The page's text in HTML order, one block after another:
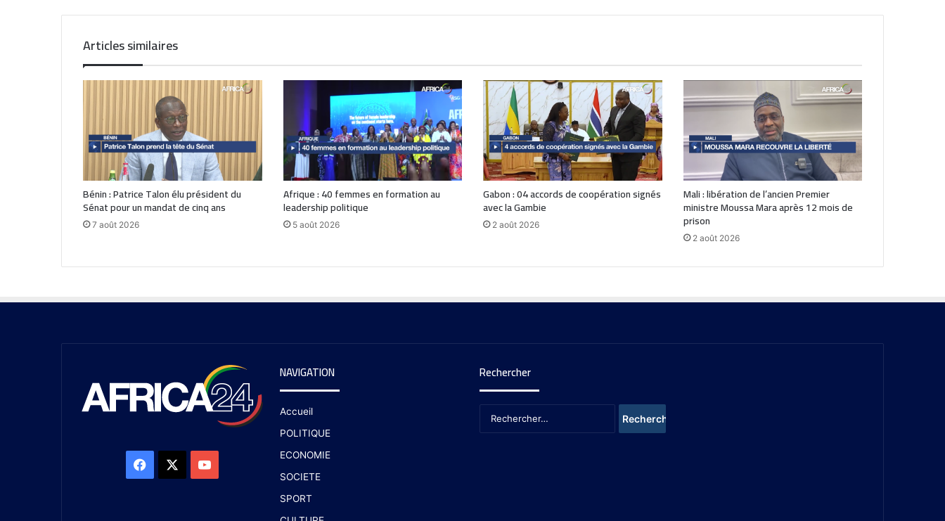
Articles similaires
Bénin : Patrice Talon élu président du
Sénat pour un mandat de cinq ans
7 août 2026
Afrique : 40 femmes en formation au
leadership politique
5 août 2026
Gabon : 04 accords de coopération signés
avec la Gambie
2 août 2026
Mali : libération de l’ancien Premier
ministre Moussa Mara après 12 mois de
prison
2 août 2026
NAVIGATION
Accueil
POLITIQUE
ECONOMIE
SOCIETE
SPORT
Rechercher